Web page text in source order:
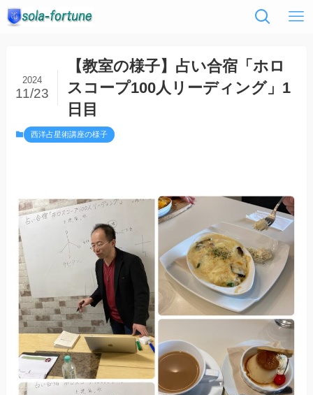
【教室の様子】占い合宿「ホロ
スコープ100人リーディング」1
日目
2024
11/23
西洋占星術講座の様子